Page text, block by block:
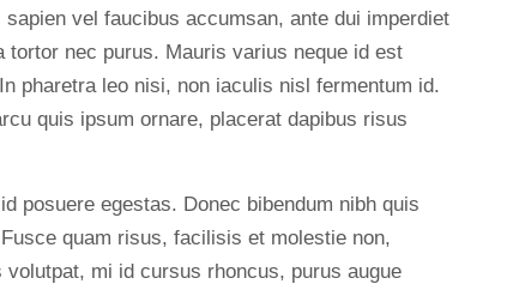
sapien vel faucibus accumsan, ante dui imperdiet
tortor nec purus. Mauris varius neque id est
pharetra leo nisi, non iaculis nisl fermentum id.
quis ipsum ornare, placerat dapibus risus
posuere egestas. Donec bibendum nibh quis
quam risus, facilisis et molestie non,
volutpat, mi id cursus rhoncus, purus augue